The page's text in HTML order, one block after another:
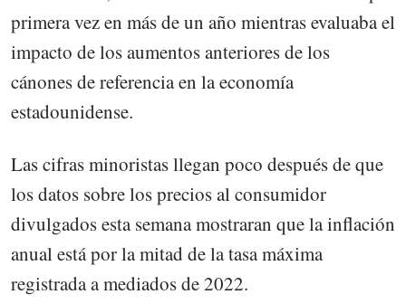
primera vez en más de un año mientras evaluaba el
impacto de los aumentos anteriores de los
cánones de referencia en la economía
estadounidense.
Las cifras minoristas llegan poco después de que
los datos sobre los precios al consumidor
divulgados esta semana mostraran que la inflación
anual está por la mitad de la tasa máxima
registrada a mediados de 2022.